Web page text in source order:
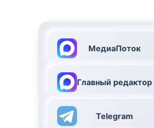
МедиаПоток
Главный редактор
Telegram